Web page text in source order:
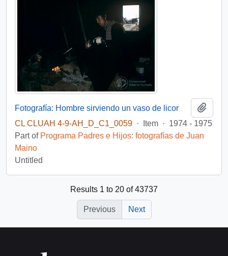
Fotografía: Hombre sirviendo un vaso de licor
CL CLUAH 4-9-AH_D_C1_0059 · Item · 1974 - 1975
Part of Programa Padres e Hijos: fotografías de Juan
Maino
Untitled
Results 1 to 20 of 43737
Previous Next